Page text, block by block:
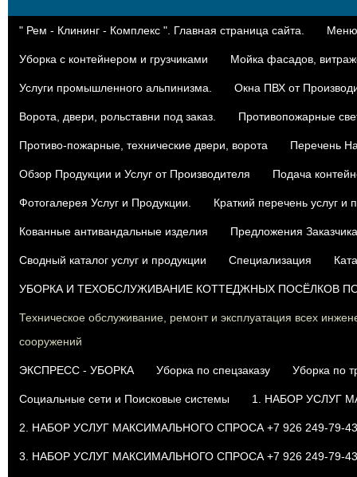
" Рем - Клининг - Комплекс ". Главная страница сайта.
Уборка с контейнером и грузчиками Мойка фасадов,
Услуги промышленного альпинизма. Окна ПВХ от
Ворота, двери, рольставни под заказ. Противопожарные
Противо-пожарные, технические двери, ворота Перечень
Oбзор Продукции и Услуг от Производителя Подача
Фотогалерея Услуг и Продукции. Краткий перечень услуг и
Кованные антивандальные изделия Предложения
Сводный каталог услуг и продукции Специализация
УБОРКА И ТЕХОБСЛУЖИВАНИЕ КОТТЕДЖНЫХ ПОСЁЛКОВ
Техническое обслуживание, ремонт и эксплуатация всех
сооружений
ЭКСПРЕСС - УБОРКА Уборка по спецзаказу Уборка по
Социальные сети и Поисковые системы 1. НАБОР УСЛУГ
2. НАБОР УСЛУГ МАКСИМАЛЬНОГО СПРОСА +7 926 249-79-43
3. НАБОР УСЛУГ МАКСИМАЛЬНОГО СПРОСА +7 926 249-79-43